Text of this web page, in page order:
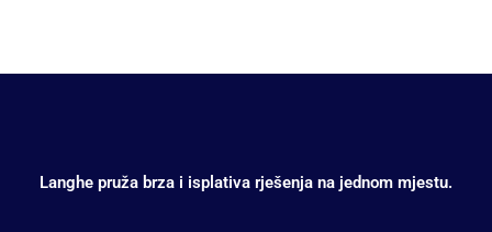
Langhe pruža brza i isplativa rješenja na jednom mjestu.